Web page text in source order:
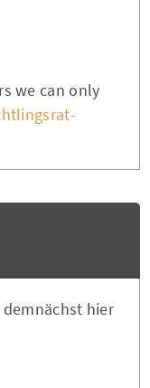
we can only
hier